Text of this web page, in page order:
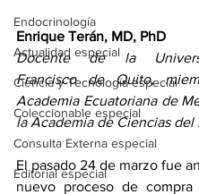
Endocrinología
Actualidad especial
Ciencia y Tecnología especial
Coleccionable especial
Consulta Externa especial
Editorial especial
Enrique Terán, MD, PhD
Docente de la
Francisco de Quito,
Academia Ecuatoriana de
la Academia de Ciencias del
El pasado 24 de marzo fue
nuevo proceso de